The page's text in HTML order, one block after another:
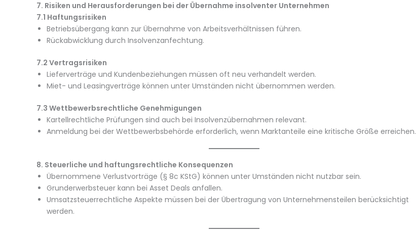
7. Risiken und Herausforderungen bei der Übernahme insolventer Unternehmen
7.1 Haftungsrisiken
Betriebsübergang kann zur Übernahme von Arbeitsverhältnissen führen.
Rückabwicklung durch Insolvenzanfechtung.
7.2 Vertragsrisiken
Lieferverträge und Kundenbeziehungen müssen oft neu verhandelt werden.
Miet- und Leasingverträge können unter Umständen nicht übernommen werden.
7.3 Wettbewerbsrechtliche Genehmigungen
Kartellrechtliche Prüfungen sind auch bei Insolvenzübernahmen relevant.
Anmeldung bei der Wettbewerbsbehörde erforderlich, wenn Marktanteile eine kritische Größe erreichen.
8. Steuerliche und haftungsrechtliche Konsequenzen
Übernommene Verlustvorträge (§ 8c KStG) können unter Umständen nicht nutzbar sein.
Grunderwerbsteuer kann bei Asset Deals anfallen.
Umsatzsteuerrechtliche Aspekte müssen bei der Übertragung von Unternehmensteilen berücksichtigt
werden.